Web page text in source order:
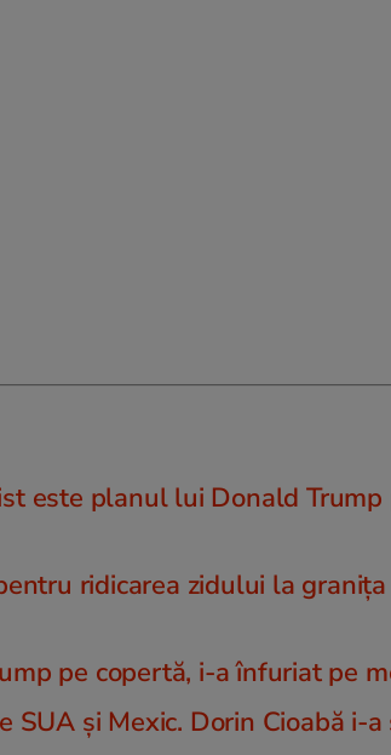
este planul lui Donald
ridicarea zidului la
pe copertă, i-a înfuriat pe
SUA și Mexic. Dorin Cioabă i-